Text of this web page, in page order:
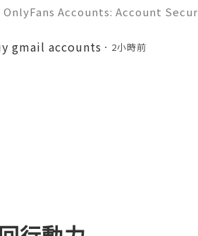
OnlyFans Accounts: Account
& Reliable 24/7
:+1 (506) 541-7768
gmail accounts 2小時前